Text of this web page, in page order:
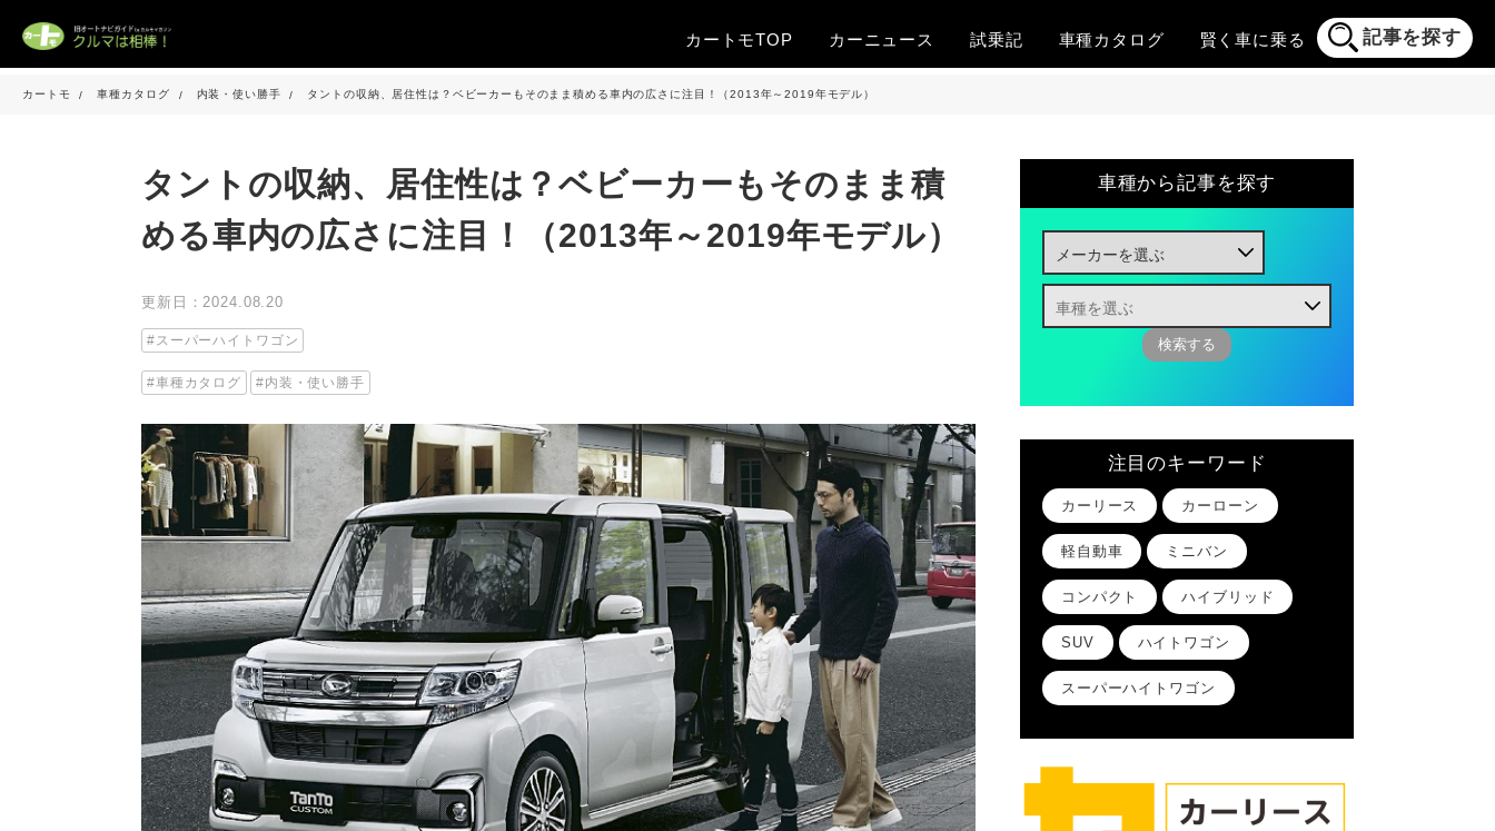
カートモTOP カーニュース 試乗記 車種カタログ 賢く車に乗る 記事を探す
カートモ 車種カタログ 内装・使い勝手 タントの収納、居住性は？ベビーカーもそのまま積める車内の広さに注目！（2013年～2019年モデル）
タントの収納、居住性は？ベビーカーもそのまま積
める車内の広さに注目！（2013年～2019年モデル）
更新日：2024.08.20
スーパーハイトワゴン
車種カタログ 内装・使い勝手
車種から記事を探す
注目のキーワード
カーリース カーローン
軽自動車 ミニバン
コンパクト ハイブリッド
SUV ハイトワゴン
スーパーハイトワゴン